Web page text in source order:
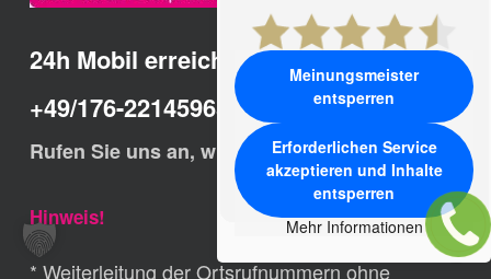
24h Mobil erreichbar:
+49/176-22145965
Rufen Sie uns an, wir helfen Ihnen schnell.
Hinweis!
* Weiterleitung der Ortsrufnummern ohne
Meinungsmeister
entsperren
Erforderlichen Service
akzeptieren und Inhalte
entsperren
Mehr Informationen